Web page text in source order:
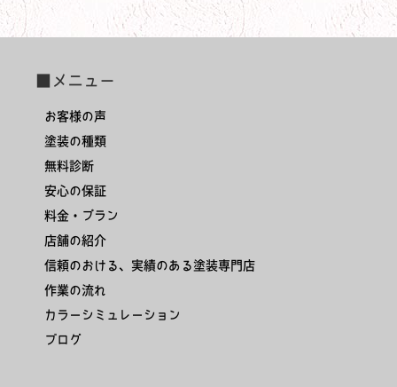
■メニュー
お客様の声
塗装の種類
無料診断
安心の保証
料金・プラン
店舗の紹介
信頼のおける、実績のある塗装専門店
作業の流れ
カラーシミュレーション
ブログ